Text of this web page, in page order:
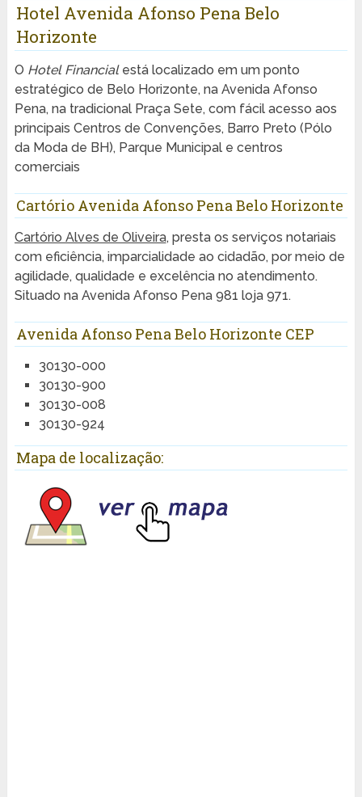
Hotel Avenida Afonso Pena Belo
Horizonte
O Hotel Financialestá localizado em um ponto
estratégico de Belo Horizonte, na Avenida Afonso
Pena, na tradicional Praça Sete, com fácil acesso aos
principais Centros de Convenções, Barro Preto (Pólo
da Moda de BH), Parque Municipal e centros
comerciais
Cartório Avenida Afonso Pena Belo Horizonte
Cartório Alves de Oliveira, presta os serviços notariais
com eficiência, imparcialidade ao cidadão, por meio de
agilidade, qualidade e excelência no atendimento.
Situado na Avenida Afonso Pena 981 loja 971.
Avenida Afonso Pena Belo Horizonte CEP
30130-000
30130-900
30130-008
30130-924
Mapa de localização: